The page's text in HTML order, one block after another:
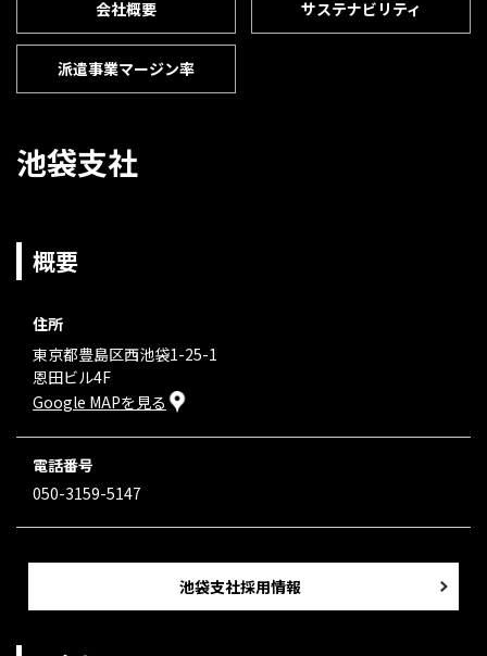
会社概要 サステナビリティ
派遣事業マージン率
池袋支社
概要
住所
東京都豊島区西池袋1-25-1
恩田ビル4F
Google MAPを見る
電話番号
050-3159-5147
池袋支社採用情報